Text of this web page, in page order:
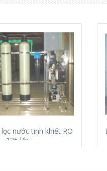
nước tinh khiết RO
125 l/h